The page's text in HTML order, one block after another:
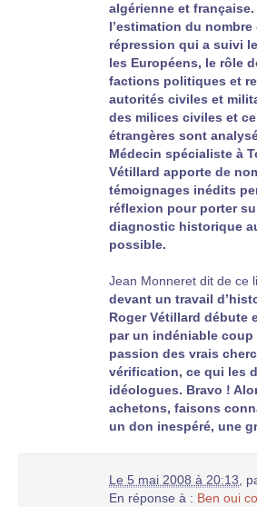
algérienne et française.
l’estimation du
répression qui a suivi
les Européens, le rôle
factions politiques et
autorités civiles et
des milices civiles et
étrangères sont
Médecin spécialiste à
Vétillard apporte de
témoignages inédits
réflexion pour porter
diagnostic historique
possible.
Jean Monneret dit de ce
devant un travail
Roger Vétillard débute
par un indéniable coup
passion des vrais
vérification, ce qui les
idéologues. Bravo !
achetons, faisons
un don inespéré, une
de premier choix. Ne la
vestiaire.
Le 5 mai 2008 à 20:13
En réponse à : Ben oui